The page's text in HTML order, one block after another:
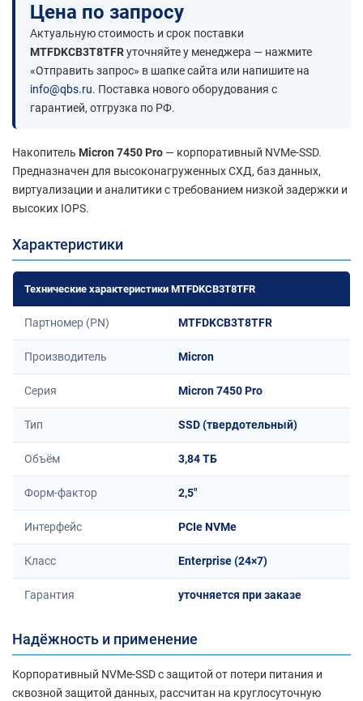
Цена по запросу
Актуальную стоимость и срок поставки
MTFDKCB3T8TFRуточняйте у менеджера — нажмите
«Отправить запрос» в шапке сайта или напишите на
info@qbs.ru. Поставка нового оборудования с
гарантией, отгрузка по РФ.
Накопитель Micron 7450 Pro — корпоративный NVMe-SSD.
Предназначен для высоконагруженных СХД, баз данных,
виртуализации и аналитики с требованием низкой задержки и
высоких IOPS.
Характеристики
Технические характеристики MTFDKCB3T8TFR
Партномер (PN) MTFDKCB3T8TFR
Производитель Micron
Серия Micron 7450 Pro
Тип SSD (твердотельный)
Объём 3,84 ТБ
Форм-фактор 2,5"
Интерфейс PCIe NVMe
Класс Enterprise (24×7)
Гарантия уточняется при заказе
Надёжность и применение
Корпоративный NVMe-SSD с защитой от потери питания и
сквозной защитой данных, рассчитан на круглосуточную